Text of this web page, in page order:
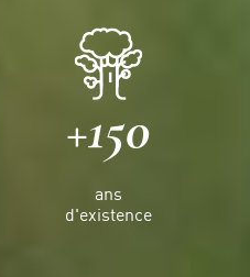
+150
ans
d'existence